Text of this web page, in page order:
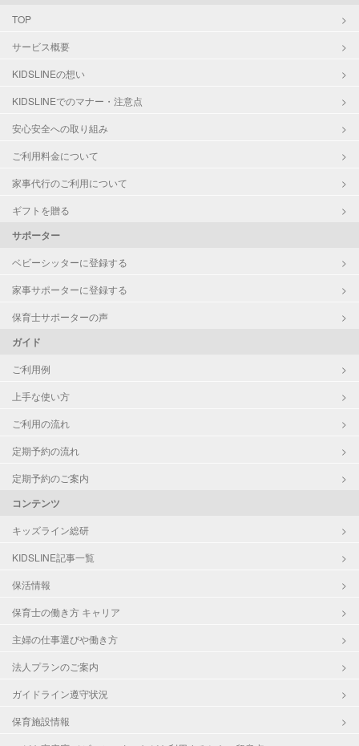
TOP
サービス概要
KIDSLINEの想い
KIDSLINEでのマナー・注意点
安心安全への取り組み
ご利用料金について
家事代行のご利用について
ギフトを贈る
サポーター
ベビーシッターに登録する
家事サポーターに登録する
保育士サポーターの声
ガイド
ご利用例
上手な使い方
ご利用の流れ
定期予約の流れ
定期予約のご案内
コンテンツ
キッズライン総研
KIDSLINE記事一覧
保活情報
保育士の働き方 キャリア
主婦の仕事選びや働き方
法人プランのご案内
ガイドライン遵守状況
保育施設情報